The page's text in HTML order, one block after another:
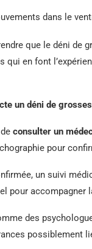
dans le
que le déni de
qui en font
un déni de
consulter un
pour
un suivi
pour accompagner
des
possiblement